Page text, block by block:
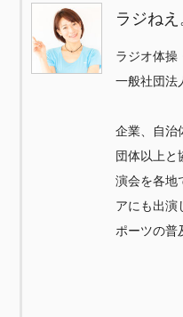
ラジねえ
ラジオ体操
一般社団法
企業、自治
団体以上と
演会を各地
アにも出演
ポーツの普